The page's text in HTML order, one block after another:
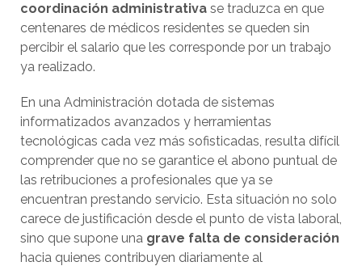
coordinación administrativa se traduzca en que
centenares de médicos residentes se queden sin
percibir el salario que les corresponde por un trabajo
ya realizado.
En una Administración dotada de sistemas
informatizados avanzados y herramientas
tecnológicas cada vez más sofisticadas, resulta difícil
comprender que no se garantice el abono puntual de
las retribuciones a profesionales que ya se
encuentran prestando servicio. Esta situación no solo
carece de justificación desde el punto de vista laboral,
sino que supone una grave falta de consideración
hacia quienes contribuyen diariamente al